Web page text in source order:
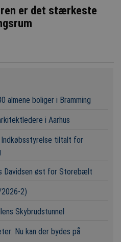
er det stærkeste
almene boliger i Bramming
i Aarhus
tiltalt for
Davidsen øst for Storebælt
2)
Skybrudstunnel
Nu kan der bydes på